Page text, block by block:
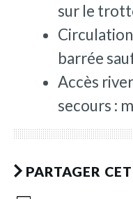
sur le
barrée
Accès
secours :
PARTAGER